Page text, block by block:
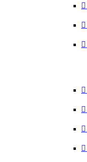






